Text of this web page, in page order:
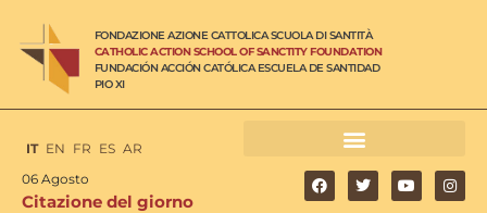
FONDAZIONE AZIONE CATTOLICA SCUOLA DI SANTITÀ
CATHOLIC ACTION SCHOOL OF SANCTITY FOUNDATION
FUNDACIÓN ACCIÓN CATÓLICA ESCUELA DE SANTIDAD
PIO XI
IT EN FR ES AR
06 Agosto
Citazione del giorno